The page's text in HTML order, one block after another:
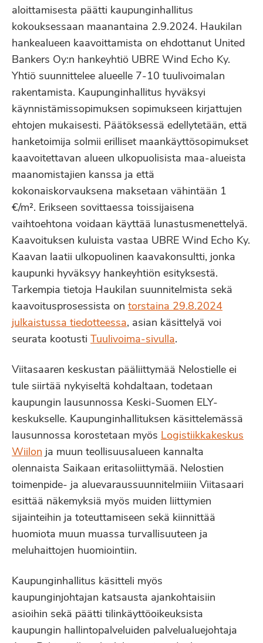
aloittamisesta päätti kaupunginhallitus
kokouksessaan maanantaina 2.9.2024. Haukilan
hankealueen kaavoittamista on ehdottanut United
Bankers Oy:n hankeyhtiö UBRE Wind Echo Ky.
Yhtiö suunnittelee alueelle 7-10 tuulivoimalan
rakentamista. Kaupunginhallitus hyväksyi
käynnistämissopimuksen sopimukseen kirjattujen
ehtojen mukaisesti. Päätöksessä edellytetään, että
hanketoimija solmii erilliset maankäyttösopimukset
kaavoitettavan alueen ulkopuolisista maa-alueista
maanomistajien kanssa ja että
kokonaiskorvauksena maksetaan vähintään 1
€/m². Erikseen sovittaessa toissijaisena
vaihtoehtona voidaan käyttää lunastusmenettelyä.
Kaavoituksen kuluista vastaa UBRE Wind Echo Ky.
Kaavan laatii ulkopuolinen kaavakonsultti, jonka
kaupunki hyväksyy hankeyhtiön esityksestä.
Tarkempia tietoja Haukilan suunnitelmista sekä
kaavoitusprosessista on torstaina 29.8.2024
julkaistussa tiedotteessa, asian käsittelyä voi
seurata kootusti Tuulivoima-sivulla.
Viitasaaren keskustan pääliittymää Nelostielle ei
tule siirtää nykyiseltä kohdaltaan, todetaan
kaupungin lausunnossa Keski-Suomen ELY-
keskukselle. Kaupunginhallituksen käsittelemässä
lausunnossa korostetaan myös Logistiikkakeskus
Wiilon ja muun teollisuusalueen kannalta
olennaista Saikaan eritasoliittymää. Nelostien
toimenpide- ja aluevaraussuunnitelmiiin Viitasaari
esittää näkemyksiä myös muiden liittymien
sijainteihin ja toteuttamiseen sekä kiinnittää
huomiota muun muassa turvallisuuteen ja
meluhaittojen huomiointiin.
Kaupunginhallitus käsitteli myös
kaupunginjohtajan katsausta ajankohtaisiin
asioihin sekä päätti tilinkäyttöoikeuksista
kaupungin hallintopalveluiden palvelualuejohtaja